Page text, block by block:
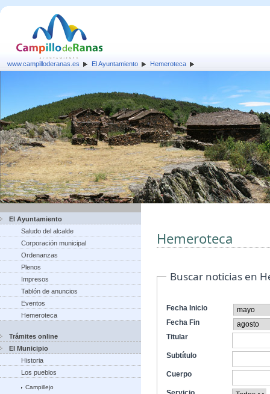
www.campilloderanas.es El Ayuntamiento Hemeroteca
El Ayuntamiento
Saludo del alcalde
Corporación municipal
Ordenanzas
Plenos
Impresos
Tablón de anuncios
Eventos
Hemeroteca
Trámites online
El Municipio
Historia
Los pueblos
Campillejo
Hemeroteca
Buscar noticias en
Fecha Inicio
Fecha Fin
Titular
Subtítulo
Cuerpo